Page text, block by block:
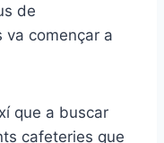
de
va començar a
que a buscar
cafeteries que